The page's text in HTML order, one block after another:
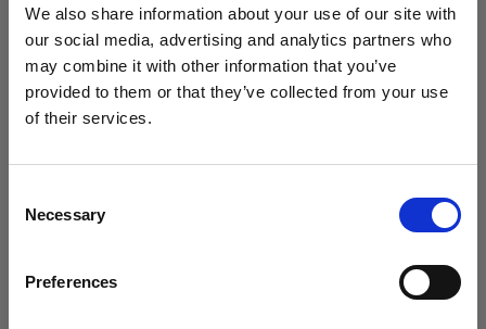
We also share information about your use of our site with
our social media, advertising and analytics partners who
may combine it with other information that you’ve
provided to them or that they’ve collected from your use
of their services.
Selection
Necessary
Preferences
地域を変更しますか？
Slovakia
バリエーションを選択：
選択済み
Profoto T-shirt B Classic L
35,00 €
消費税込み